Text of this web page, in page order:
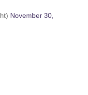
November 30,